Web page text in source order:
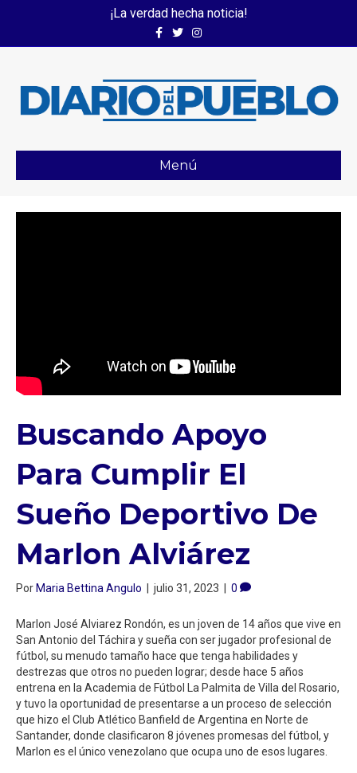
¡La verdad hecha noticia!
FacebookTwitterInstagram
Menú
Buscando Apoyo
Para Cumplir El
Sueño Deportivo De
Marlon Alviárez
Por Maria Bettina Angulo julio 31, 2023 0
Marlon José Alviarez Rondón, es un joven de 14 años que vive en
San Antonio del Táchira y sueña con ser jugador profesional de
fútbol, su menudo tamaño hace que tenga habilidades y
destrezas que otros no pueden lograr; desde hace 5 años
entrena en la Academia de Fútbol La Palmita de Villa del Rosario,
y tuvo la oportunidad de presentarse a un proceso de selección
que hizo el Club Atlético Banfield de Argentina en Norte de
Santander, donde clasificaron 8 jóvenes promesas del fútbol, y
Marlon es el único venezolano que ocupa uno de esos lugares.